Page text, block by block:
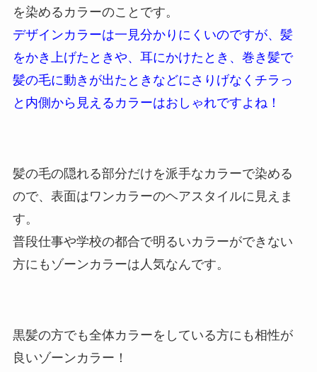
を染めるカラーのことです。
デザインカラーは一見分かりにくいのですが、髪
をかき上げたときや、耳にかけたとき、巻き髪で
髪の毛に動きが出たときなどにさりげなくチラっ
と内側から見えるカラーはおしゃれですよね！
髪の毛の隠れる部分だけを派手なカラーで染める
ので、表面はワンカラーのヘアスタイルに見えま
す。
普段仕事や学校の都合で明るいカラーができない
方にもゾーンカラーは人気なんです。
黒髪の方でも全体カラーをしている方にも相性が
良いゾーンカラー！